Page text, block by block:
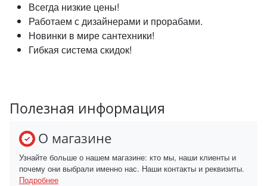
Всегда низкие цены!
Работаем с дизайнерами и прорабами.
Новинки в мире сантехники!
Гибкая система скидок!
Полезная информация
О магазине
Узнайте больше о нашем магазине: кто мы, наши клиенты и
почему они выбрали именно нас. Наши контакты и реквизиты.
Подробнее